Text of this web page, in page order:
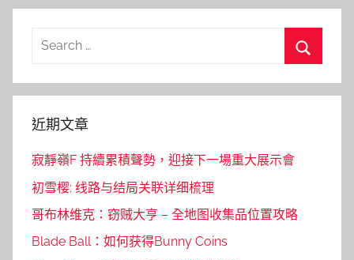
Search
近期文章
寂靜嶺F 持續累積聲勢，迎接下一場重大展示會
初雪樱: 线路与结局关联详细梳理
哥布林维克：窃贼大亨 – 全地图收集品位置攻略
Blade Ball：如何获得Bunny Coins